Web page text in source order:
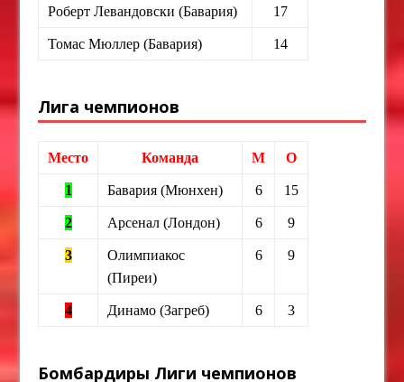
Роберт Левандовски (Бавария) 17
Томас Мюллер (Бавария) 14
Лига чемпионов
Место Команда М О
1 Бавария (Мюнхен) 6 15
2 Арсенал (Лондон) 6 9
3
Олимпиакос
(Пиреи)
6 9
4 Динамо (Загреб) 6 3
Бомбардиры Лиги чемпионов